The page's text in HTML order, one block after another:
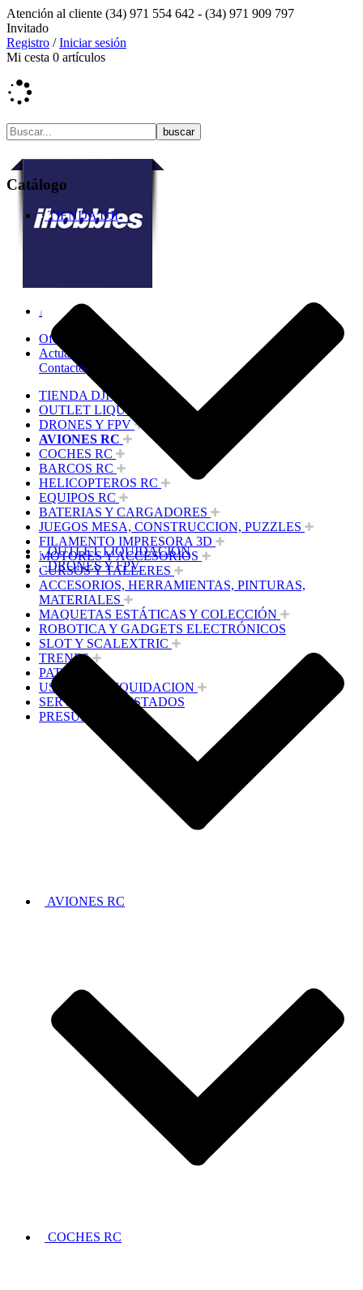
Atención al cliente (34) 971 554 642 - (34) 971 909 797
Invitado
Registro /Iniciar sesión
Mi cesta 0 artículos
Ofertas
Actualidad
Contacto
TIENDA DJI
OUTLET LIQUIDACION
DRONES Y FPV
AVIONES RC
COCHES RC
BARCOS RC
HELICOPTEROS RC
EQUIPOS RC
BATERIAS Y CARGADORES
JUEGOS MESA, CONSTRUCCION, PUZZLES
FILAMENTO IMPRESORA 3D
MOTORES Y ACCESORIOS
CURSOS Y TALLERES
ACCESORIOS, HERRAMIENTAS, PINTURAS,
MATERIALES
MAQUETAS ESTÁTICAS Y COLECCIÓN
ROBOTICA Y GADGETS ELECTRÓNICOS
SLOT Y SCALEXTRIC
TRENES
PATINES
USADOS Y LIQUIDACION
SERVICIOS PRESTADOS
PRESUPUESTOS
Catálogo
TIENDA DJI
OUTLET LIQUIDACION
DRONES Y FPV
AVIONES RC
COCHES RC